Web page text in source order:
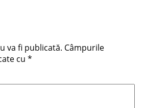
va fi publicată. Câmpurile
cu *